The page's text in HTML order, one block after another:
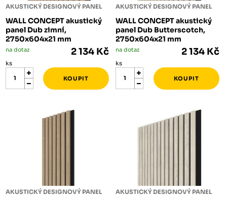
AKUSTICKÝ DESIGNOVÝ PANEL
WALL CONCEPT akustický
panel Dub zimní,
2750x604x21 mm
na dotaz 2 134 Kč
ks
AKUSTICKÝ DESIGNOVÝ PANEL
WALL CONCEPT akustický
panel Dub Butterscotch,
2750x604x21 mm
na dotaz 2 134 Kč
ks
AKUSTICKÝ DESIGNOVÝ PANEL AKUSTICKÝ DESIGNOVÝ PANEL